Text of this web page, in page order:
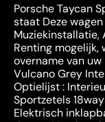
Porsche Taycan
staat Deze
Muziekinstallatie,
Renting mogelijk,
overname van
Vulcano Grey
Optielijst :
Sportzetels
Elektrisch